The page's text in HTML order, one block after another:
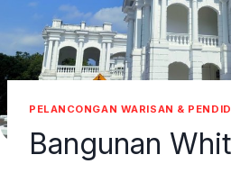
PELANCONGAN WARISAN &
Bangunan